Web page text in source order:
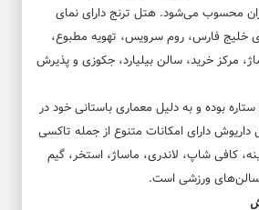
محسوب می‌شود. هتل ترنج دارای نمای
خلیج فارس، روم سرویس، تهویه مطبوع،
مرکز خرید، سالن بیلیارد، جکوزی و پذیرش
بوده و به دلیل معماری باستانی خود در
دارای امکانات متنوع از جمله تاکسی
کافی شاپ، لاندری، ماساژ، استخر، گیم
ورزشی است.